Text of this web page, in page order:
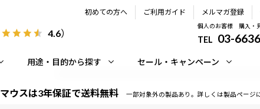
4.6）
初めての方へ ご利用ガイド メルマガ登録
個人のお客様 購入・
TEL 03-
用途・目的から探す セール・キャンペーン
マウスは3年保証で送料無料 一部対象外の製品あり。詳しくは製品ページ